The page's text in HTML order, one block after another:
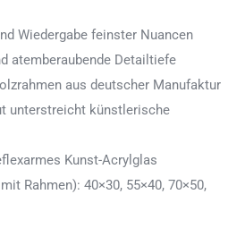
Wiedergabe feinster Nuancen
atemberaubende Detailtiefe
aus deutscher Manufaktur
unterstreicht künstlerische
Kunst-Acrylglas
Rahmen): 40×30, 55×40, 70×50,